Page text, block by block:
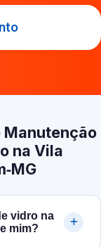
Manutenção
na Vila
vidro na
mim?